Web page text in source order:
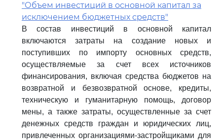
"Объем инвестиций в основной капитал за
исключением бюджетных средств"
В состав инвестиций в основной капитал
включаются затраты на создание новых и
поступивших по импорту основных средств,
осуществляемые за счет всех источников
финансирования, включая средства бюджетов на
возвратной и безвозвратной основе, кредиты,
техническую и гуманитарную помощь, договор
мены, а также затраты, осуществленные за счет
денежных средств граждан и юридических лиц,
привлеченных организациями-застройщиками для